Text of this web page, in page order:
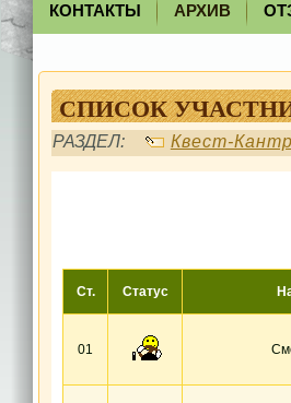
КОНТАКТЫ АРХИВ
СПИСОК
РАЗДЕЛ: Квест-